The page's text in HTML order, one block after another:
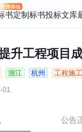
书定制标书投标文库
升工程项目
浙江 杭州 工程施工
01
公告